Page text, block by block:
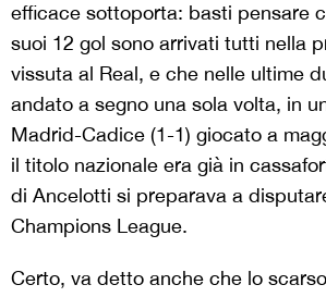
efficace sottoporta: basti pensare
suoi 12 gol sono arrivati tutti nella
vissuta al Real, e che nelle ultime
andato a segno una sola volta, in
Madrid-Cadice (1-1) giocato a
il titolo nazionale era già in
di Ancelotti si preparava a
Champions League.
Certo, va detto anche che lo